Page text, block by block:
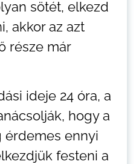
sötét, elkezd
akkor az azt
része már
ideje 24 óra, a
hogy a
érdemes ennyi
festeni a